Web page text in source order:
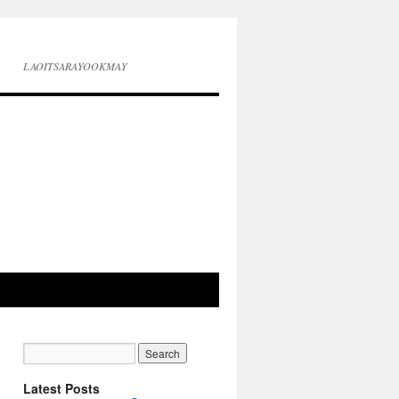
LAOITSARAYOOKMAY
Latest Posts